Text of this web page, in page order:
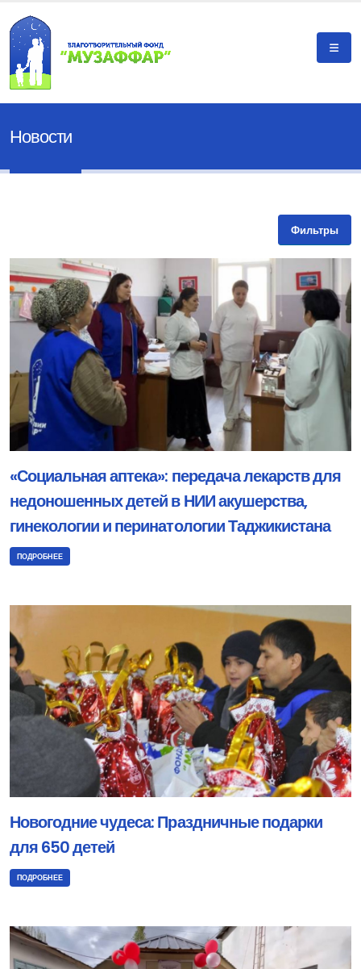
Новости
Фильтры
«Социальная аптека»: передача лекарств для
недоношенных детей в НИИ акушерства,
гинекологии и перинатологии Таджикистана
ПОДРОБНЕЕ
Новогодние чудеса: Праздничные подарки
для 650 детей
ПОДРОБНЕЕ